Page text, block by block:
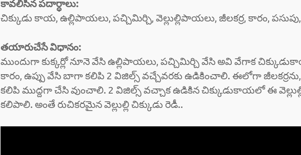
కావలిసిన పదార్ధాలు:
చిక్కుడు కాయ, ఉల్లిపాయలు, పచ్చిమిర్చి, వెల్లుల్లిపాయలు, జీలకర్ర, కారం, పసుపు,
తయారుచేసే విధానం:
ముందుగా కుక్కర్లో నూనె వేసి ఉల్లిపాయలు, పచ్చిమిర్చి వేసి అవి వేగాక
కారం, ఉప్పు వేసి బాగా కలిపి 2 విజిల్స్ వచ్చేవరకు ఉడికించాలి. ఈలోగా
కలిపి ముద్దగా చేసి వుంచాలి. 2 విజిల్స్ వచ్చాక ఉడికిన చిక్కుడుకాయలో ఈ
కలిపాలి. అంతే రుచికరమైన వెల్లుల్లి చిక్కుడు రెడీ..